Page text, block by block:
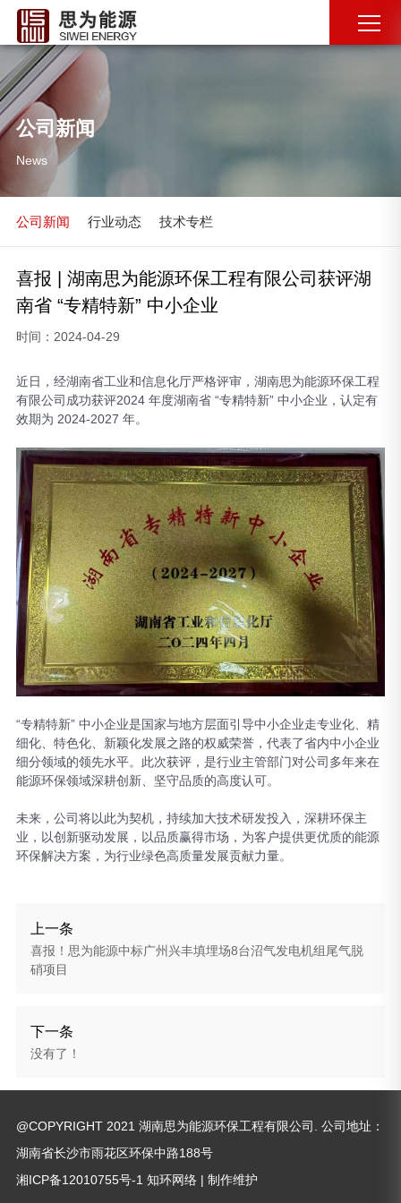
公司新闻
News
公司新闻 行业动态 技术专栏
喜报 | 湖南思为能源环保工程有限公司获评湖
南省 “专精特新” 中小企业
时间：2024-04-29
近日，经湖南省工业和信息化厅严格评审，湖南思为能源环保工程
有限公司成功获评2024 年度湖南省 “专精特新” 中小企业，认定有
效期为 2024-2027 年。
“专精特新” 中小企业是国家与地方层面引导中小企业走专业化、精
细化、特色化、新颖化发展之路的权威荣誉，代表了省内中小企业
细分领域的领先水平。此次获评，是行业主管部门对公司多年来在
能源环保领域深耕创新、坚守品质的高度认可。
未来，公司将以此为契机，持续加大技术研发投入，深耕环保主
业，以创新驱动发展，以品质赢得市场，为客户提供更优质的能源
环保解决方案，为行业绿色高质量发展贡献力量。
上一条
喜报！思为能源中标广州兴丰填埋场8台沼气发电机组尾气脱
硝项目
下一条
没有了！
@COPYRIGHT 2021 湖南思为能源环保工程有限公司. 公司地址：
湖南省长沙市雨花区环保中路188号
湘ICP备12010755号-1 知环网络| 制作维护